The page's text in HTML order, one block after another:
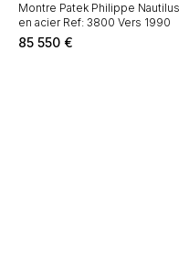
Montre Patek Philippe Nautilus
en acier Ref: 3800 Vers 1990
85 550 €